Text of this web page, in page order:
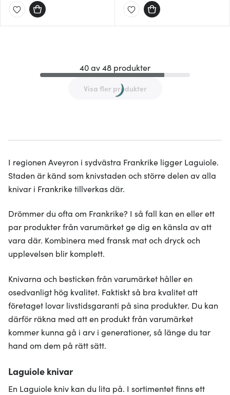
40 av 48 produkter
Visa fler produkter
I regionen Aveyron i sydvästra Frankrike ligger Laguiole.
Staden är känd som knivstaden och större delen av alla
knivar i Frankrike tillverkas där.
Drömmer du ofta om Frankrike? I så fall kan en eller ett
par produkter från varumärket ge dig en känsla av att
vara där. Kombinera med fransk mat och dryck och
upplevelsen blir komplett.
Knivarna och besticken från varumärket håller en
osedvanligt hög kvalitet. Faktiskt så bra kvalitet att
företaget lovar livstidsgaranti på sina produkter. Du kan
därför räkna med att en produkt från varumärket
kommer kunna gå i arv i generationer, så länge du tar
hand om dem på rätt sätt.
Laguiole knivar
En Laguiole kniv kan du lita på. I sortimentet finns ett